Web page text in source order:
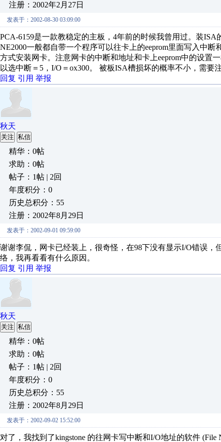
注册：2002年2月27日
发表于：2002-08-30 03:09:00
PCA-6159是一款教稳定的主板，4年前的时候我曾用过。装
NE2000一般都自带一个程序可以往卡上的eeprom里面写入中
方式安装网卡。注意网卡的中断和地址和卡上eeprom中的设置
以选中断＝5，I/O＝ox300。 被板ISA槽损坏的概率不小，需要
回复 引用 举报
秋天
关注 私信
精华：0帖
求助：0帖
帖子：1帖 | 2回
年度积分：0
历史总积分：55
注册：2002年8月29日
发表于：2002-09-01 09:59:00
谢谢李侃，网卡已经装上，很奇怪，在98下没有显示I/O错误
络，我再看看有什么原因。
回复 引用 举报
秋天
关注 私信
精华：0帖
求助：0帖
帖子：1帖 | 2回
年度积分：0
历史总积分：55
注册：2002年8月29日
发表于：2002-09-02 15:52:00
对了，我找到了kingstone 的往网卡写中断和I/O地址的软件 (File